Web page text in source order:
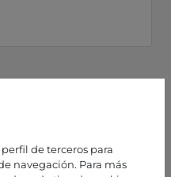
de terceros para
navegación. Para más